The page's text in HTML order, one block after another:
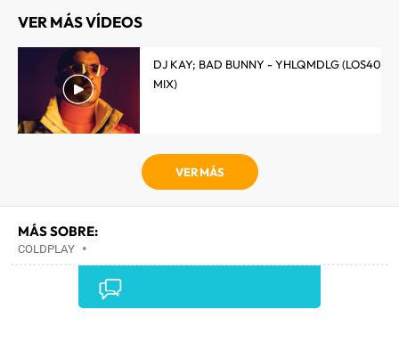
VER MÁS VÍDEOS
DJ KAY; BAD BUNNY - YHLQMDLG (LOS40
MIX)
VER MÁS
MÁS SOBRE:
COLDPLAY •